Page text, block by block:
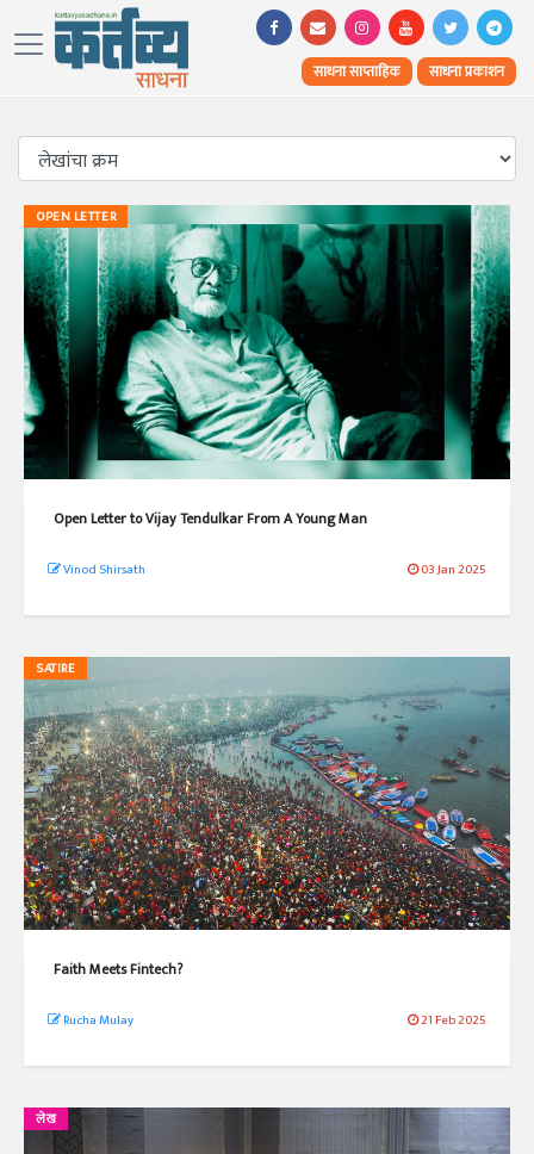
साधना साप्ताहिक साधना प्रकाशन
OPEN LETTER
Open Letter to Vijay Tendulkar From A Young Man
Vinod Shirsath 03 Jan 2025
SATIRE
Faith Meets Fintech?
Rucha Mulay 21 Feb 2025
लेख